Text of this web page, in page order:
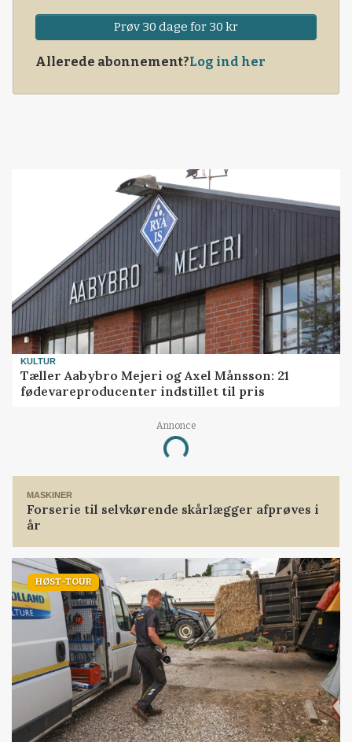
Prøv 30 dage for 30 kr
Allerede abonnement?Log ind her
KULTUR
Tæller Aabybro Mejeri og Axel Månsson: 21
fødevareproducenter indstillet til pris
Annonce
Loading...
MASKINER
Forserie til selvkørende skårlægger afprøves i
år
HØST-TOUR